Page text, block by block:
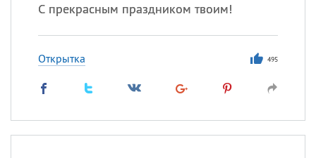
С прекрасным праздником твоим!
Открытка 495